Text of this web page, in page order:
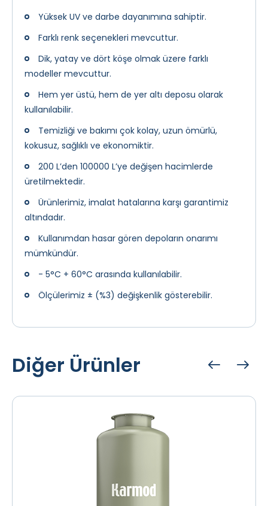
Yüksek UV ve darbe dayanımına sahiptir.
Farklı renk seçenekleri mevcuttur.
Dik, yatay ve dört köşe olmak üzere farklı
modeller mevcuttur.
Hem yer üstü, hem de yer altı deposu olarak
kullanılabilir.
Temizliği ve bakımı çok kolay, uzun ömürlü,
kokusuz, sağlıklı ve ekonomiktir.
200 L’den 100000 L’ye değişen hacimlerde
üretilmektedir.
Ürünlerimiz, imalat hatalarına karşı garantimiz
altındadır.
Kullanımdan hasar gören depoların onarımı
mümkündür.
- 5°C + 60°C arasında kullanılabilir.
Ölçülerimiz ± (%3) değişkenlik gösterebilir.
Diğer Ürünler